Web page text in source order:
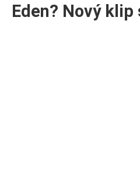
Eden? Nový